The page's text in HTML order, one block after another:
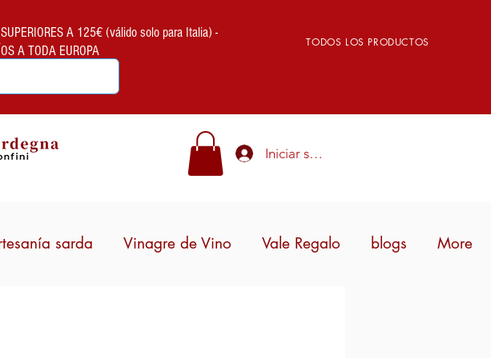
A 125€ (válido solo para Italia) -
A TODA EUROPA
TODOS LOS PRODUCTOS
Iniciar sesión
sarda Vinagre de Vino Vale Regalo blogs More